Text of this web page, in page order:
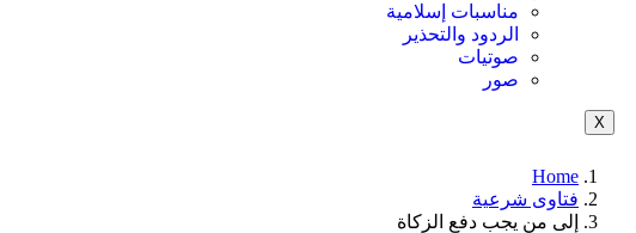
مناسبات إسلامية
الردود والتحذير
صوتيات
صور
X
Home
فتاوى شرعية
إلى من يجب دفع الزكاة